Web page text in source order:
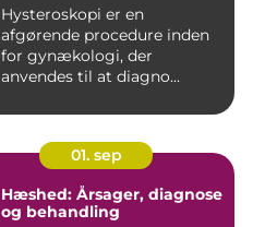
Hysteroskopi er en
afgørende procedure inden
for gynækologi, der
anvendes til at diagno...
01. sep
Hæshed: Årsager, diagnose
og behandling